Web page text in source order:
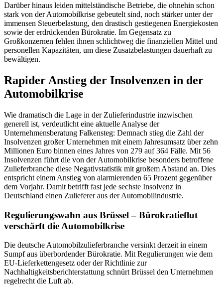
Darüber hinaus leiden mittelständische Betriebe, die ohnehin schon
stark von der Automobilkrise gebeutelt sind, noch stärker unter der
immensen Steuerbelastung, den drastisch gestiegenen Energiekosten
sowie der erdrückenden Bürokratie. Im Gegensatz zu
Großkonzernen fehlen ihnen schlichtweg die finanziellen Mittel und
personellen Kapazitäten, um diese Zusatzbelastungen dauerhaft zu
bewältigen.
Rapider Anstieg der Insolvenzen in der
Automobilkrise
Wie dramatisch die Lage in der Zulieferindustrie inzwischen
generell ist, verdeutlicht eine aktuelle Analyse der
Unternehmensberatung Falkensteg: Demnach stieg die Zahl der
Insolvenzen großer Unternehmen mit einem Jahresumsatz über zehn
Millionen Euro binnen eines Jahres von 279 auf 364 Fälle. Mit 56
Insolvenzen führt die von der Automobilkrise besonders betroffene
Zulieferbranche diese Negativstatistik mit großem Abstand an. Dies
entspricht einem Anstieg von alarmierenden 65 Prozent gegenüber
dem Vorjahr. Damit betrifft fast jede sechste Insolvenz in
Deutschland einen Zulieferer aus der Automobilindustrie.
Regulierungswahn aus Brüssel – Bürokratieflut
verschärft die Automobilkrise
Die deutsche Automobilzulieferbranche versinkt derzeit in einem
Sumpf aus überbordender Bürokratie. Mit Regulierungen wie dem
EU-Lieferkettengesetz oder der Richtlinie zur
Nachhaltigkeitsberichterstattung schnürt Brüssel den Unternehmen
regelrecht die Luft ab.